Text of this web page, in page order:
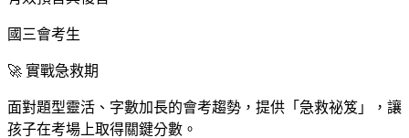
國三會考生
🚀 實戰急救期
面對題型靈活、字數加長的會考趨勢，提供「急救祕笈」，讓
孩子在考場上取得關鍵分數。